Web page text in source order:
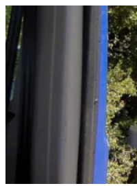
Zum
Inhalt
springen